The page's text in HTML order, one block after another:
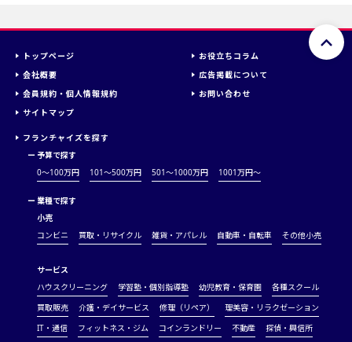
トップページ
お役立ちコラム
会社概要
広告掲載について
会員規約・個人情報規約
お問い合わせ
サイトマップ
フランチャイズを探す
ー 予算で探す
0～100万円
101～500万円 501～1000万円 1001万円〜
ー 業種で探す
小売
コンビニ
買取・リサイクル 雑貨・アパレル 自動車・自転車 その他小売
サービス
ハウスクリーニング
学習塾・個別指導塾 幼児教育・保育園
各種スクール
買取販売
介護・デイサービス 修理（リペア）
理美容・リラクゼーション
IT・通信
フィットネス・ジム コインランドリー 不動産
探偵・興信所